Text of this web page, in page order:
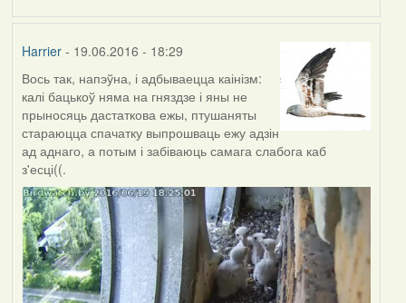
Harrier- 19.06.2016 - 18:29
Вось так, напэўна, і адбываецца каінізм:
калі бацькоў няма на гняздзе і яны не
прыносяць дастаткова ежы, птушаняты
стараюцца спачатку выпрошваць ежу адзін
ад аднаго, а потым і забіваюць самага слабога каб
з'есці((.